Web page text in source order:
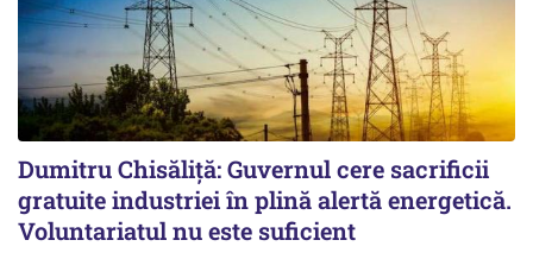
Dumitru Chisăliță: Guvernul cere sacrificii
gratuite industriei în plină alertă energetică.
Voluntariatul nu este suficient